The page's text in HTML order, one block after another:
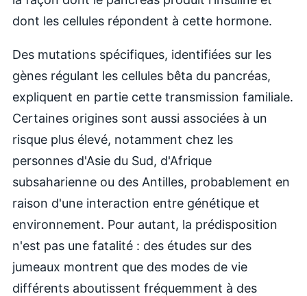
dont les cellules répondent à cette hormone.
Des mutations spécifiques, identifiées sur les
gènes régulant les cellules bêta du pancréas,
expliquent en partie cette transmission familiale.
Certaines origines sont aussi associées à un
risque plus élevé, notamment chez les
personnes d'Asie du Sud, d'Afrique
subsaharienne ou des Antilles, probablement en
raison d'une interaction entre génétique et
environnement. Pour autant, la prédisposition
n'est pas une fatalité : des études sur des
jumeaux montrent que des modes de vie
différents aboutissent fréquemment à des